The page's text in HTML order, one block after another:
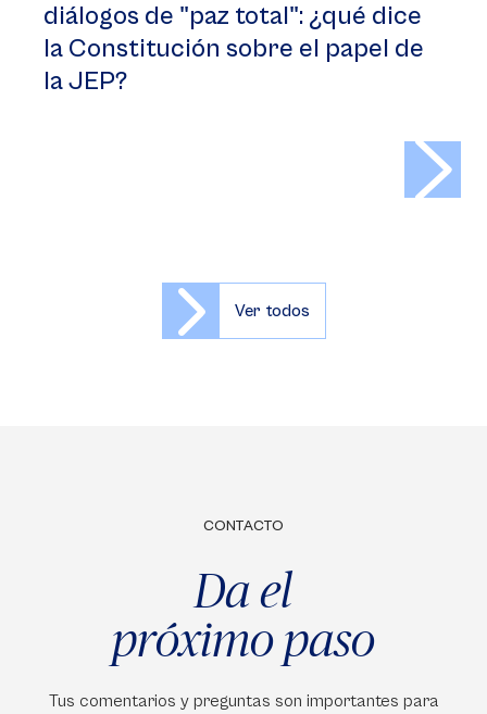
diálogos de "paz total": ¿qué dice
la Constitución sobre el papel de
la JEP?
Ver todos
CONTACTO
Da el
próximo paso
Tus comentarios y preguntas son importantes para